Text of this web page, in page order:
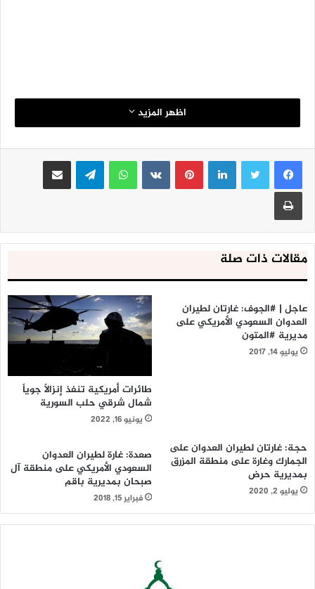
اظهر المزيد
لينكدإنبينتيريست واتساب تيلقرام مشاركة عبر البريد
طباعة
مقالات ذات صلة
عاجل | #الجوف: غارتان لطيران
العدوان السعودي الأمريكي على
مديرية #المتون
يوليو 14, 2017
طائرات أمريكية تنفذ إنزالاً جوياً
شمال شرقي حلب السورية
يونيو 16, 2022
حجة: غارتان لطيران العدوان على
الجمارك وغارة على منطقة المزرق
بمديرية حرض
يوليو 2, 2020
صعدة: غارة لطيران العدوان
السعودي الأمريكي على منطقة آل
صبحان بمديرية باقم
فبراير 15, 2018